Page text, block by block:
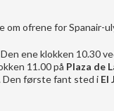
om ofrene for Spanair-
ene klokken 10.30
11.00 på Plaza de
Den første fant sted i El